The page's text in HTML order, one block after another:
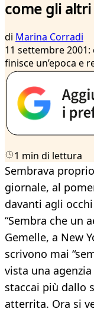
come gli altri
di Marina Corradi
11 settembre
finisce un’epoca e
1 min di lettura
Sembrava
giornale, al
davanti agli
“Sembra che un
Gemelle, a New
scrivono mai
vista una
staccai più dallo
atterrita. Ora si